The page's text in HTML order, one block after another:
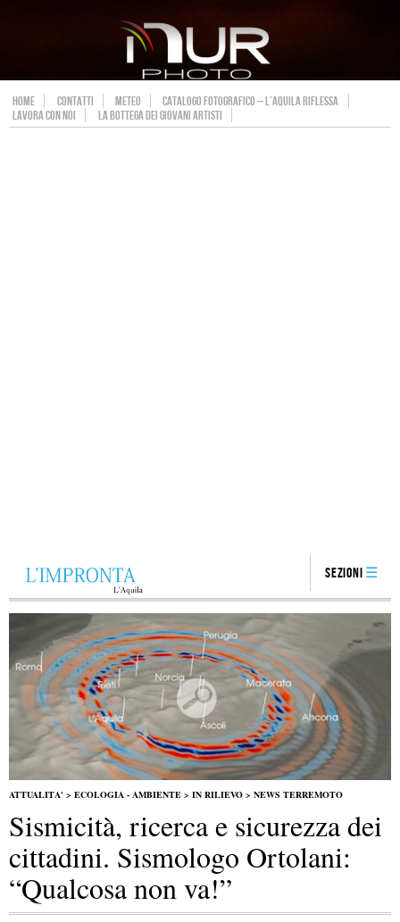
HOME CONTATTI METEO
CATALOGO FOTOGRAFICO – L’AQUILA RIFLESSA
LAVORA CON NOI
LA BOTTEGA DEI GIOVANI ARTISTI
Sezioni
ATTUALITA' > ECOLOGIA - AMBIENTE > IN RILIEVO > NEWS TERREMOTO
Sismicità, ricerca e sicurezza dei
cittadini. Sismologo Ortolani:
“Qualcosa non va!”